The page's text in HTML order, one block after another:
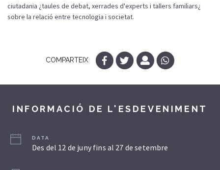
ciutadania ¿taules de debat, xerrades d'experts i tallers familiars¿
sobre la relació entre tecnologia i societat.
COMPARTEIX
INFORMACIÓ DE L'ESDEVENIMENT
DATA
Des del 12 de juny fins al 27 de setembre